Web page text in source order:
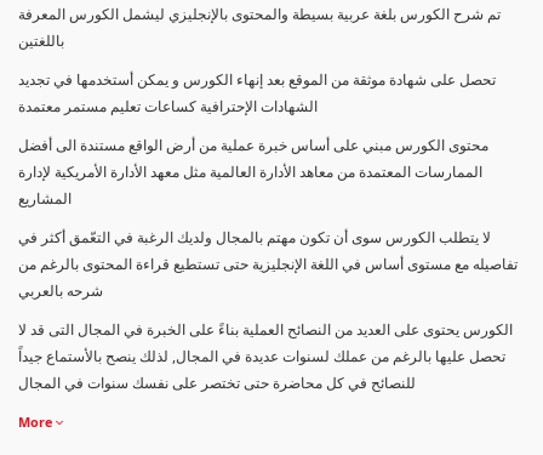
تم شرح الكورس بلغة عربية بسيطة والمحتوى بالإنجليزي ليشمل الكورس المعرفة
باللغتين
تحصل على شهادة موثقة من الموقع بعد إنهاء الكورس و يمكن أستخدمها في تجديد
الشهادات الإحترافية كساعات تعليم مستمر معتمدة
محتوى الكورس مبني على أساس خبرة عملية من أرض الواقع مستندة الى أفضل
الممارسات المعتمدة من معاهد الأدارة العالمية مثل معهد الأدارة الأمريكية لإدارة
المشاريع
لا يتطلب الكورس سوى أن تكون مهتم بالمجال ولديك الرغبة في التعّمق أكثر في
تفاصيله مع مستوى أساس في اللغة الإنجليزية حتى تستطيع قراءة المحتوى بالرغم من
شرحه بالعربي
الكورس يحتوى على العديد من النصائح العملية بناءً على الخبرة في المجال التى قد لا
تحصل عليها بالرغم من عملك لسنوات عديدة في المجال, لذلك ينصح بالأستماع جيداً
للنصائح في كل محاضرة حتى تختصر على نفسك سنوات في المجال
More